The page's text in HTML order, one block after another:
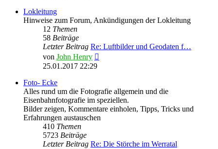
Lokleitung
Hinweise zum Forum, Ankündigungen der Lokleitung
12 Themen
58 Beiträge
Letzter Beitrag Re: Luftbilder und Geodaten f…
von John Henry
25.01.2017 22:29
Foto- Ecke
Alles rund um die Fotografie allgemein und die
Eisenbahnfotografie im speziellen.
Bilder zeigen, Kommentare einholen, Tipps, Tricks und
Erfahrungen austauschen
410 Themen
5723 Beiträge
Letzter Beitrag Re: Die Störche im Werratal